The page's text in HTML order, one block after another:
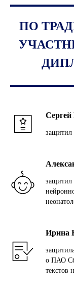
ПО
Сергей
защитил
защитил
Ирина
о ПАО
текстов